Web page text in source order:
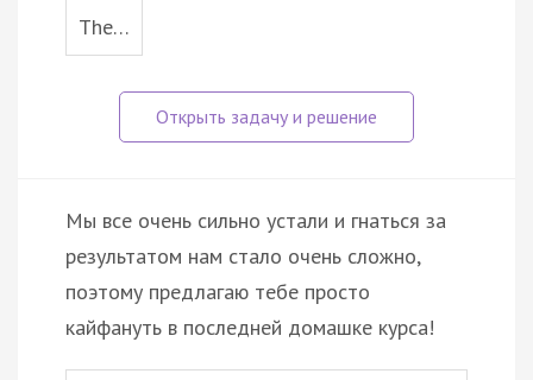
The…
Мы все очень сильно устали и гнаться за
результатом нам стало очень сложно,
поэтому предлагаю тебе просто
кайфануть в последней домашке курса!